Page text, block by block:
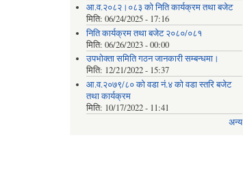
आ.व.२०८२।०८३ को निति कार्यक्रम तथा बजेट
मिति: 06/24/2025 - 17:16
निति कार्यक्रम तथा बजेट २०८०/०८१
मिति: 06/26/2023 - 00:00
उपभोक्ता समिति गठन जानकारी सम्बन्धमा।
मिति: 12/21/2022 - 15:37
आ.व.२०७९/८० को वडा नं.४ को वडा स्तरि बजेट
तथा कार्यक्रम
मिति: 10/17/2022 - 11:41
अन्य